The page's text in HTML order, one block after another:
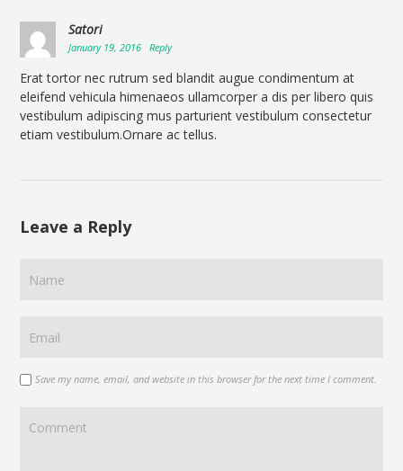
Satori
January 19, 2016 Reply
Erat tortor nec rutrum sed blandit augue condimentum at
eleifend vehicula himenaeos ullamcorper a dis per libero quis
vestibulum adipiscing mus parturient vestibulum consectetur
etiam vestibulum.Ornare ac tellus.
Leave a Reply
Save my name, email, and website in this browser for the next time I comment.